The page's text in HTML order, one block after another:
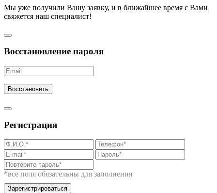
Мы уже получили Вашу заявку, и в ближайшее время с Вами
свяжется наш специалист!
Восстановление пароля
Восстановить
Регистрация
*все поля обязательны для заполнения
Зарегистрироваться